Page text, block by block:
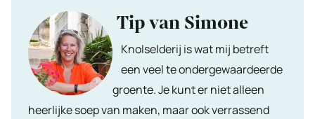
Tip van Simone
Knolselderij is wat mij betreft
een veel te ondergewaardeerde
groente. Je kunt er niet alleen
heerlijke soep van maken, maar ook verrassend